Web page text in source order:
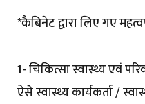
*कैबिनेट द्वारा लिए गए
1- चिकित्सा स्वास्थ्य एवं
ऐसे स्वास्थ्य कार्यकर्ता /